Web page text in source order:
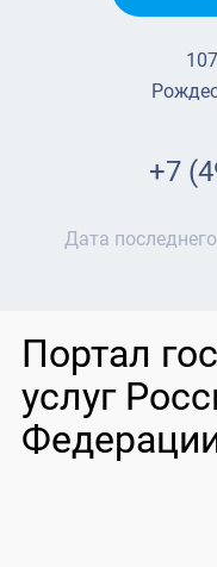
+7
Дата
Портал
услуг